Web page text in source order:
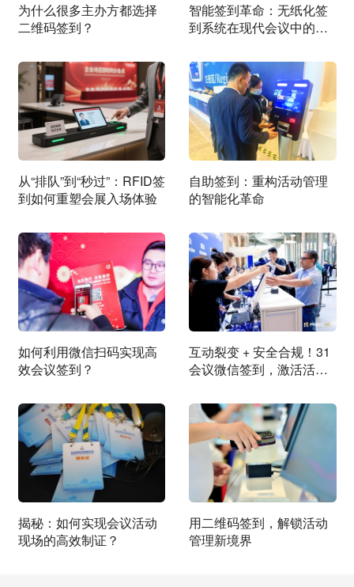
为什么很多主办方都选择
二维码签到？
智能签到革命：无纸化签
到系统在现代会议中的应
从“排队”到“秒过”：RFID签
到如何重塑会展入场体验
自助签到：重构活动管理
的智能化革命
如何利用微信扫码实现高
效会议签到？
互动裂变 + 安全合规！31
会议微信签到，激活活动
揭秘：如何实现会议活动
现场的高效制证？
用二维码签到，解锁活动
管理新境界